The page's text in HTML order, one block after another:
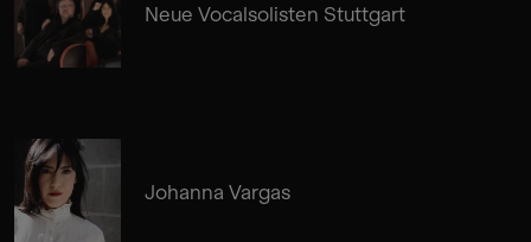
Neue Vocalsolisten Stuttgart
Johanna Vargas